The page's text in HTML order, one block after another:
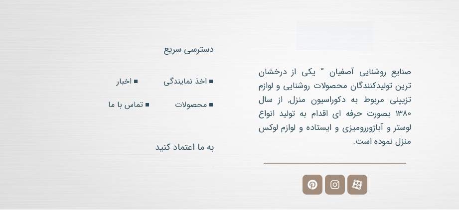
صنایع روشنایی آصفیان ” یکی از درخشان
ترین تولیدکنندگان محصولات روشنایی و لوازم
تزیینی مربوط به دکوراسیون منزل, از سال
1380 بصورت حرفه ای اقدام به تولید انواع
لوستر و آباژوررومیزی و ایستاده و لوازم لوکس
منزل نموده است.
دسترسی سریع
اخذ نمایندگی
اخبار
محصولات
تماس با ما
به ما اعتماد کنید